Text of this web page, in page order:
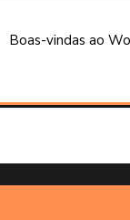
Boas-vindas ao